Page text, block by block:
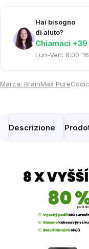
Hai bisogno
di aiuto?
Chiamaci +39
Lun-Ven: 8:00-
Marca: BrainMax Pure
Descrizione